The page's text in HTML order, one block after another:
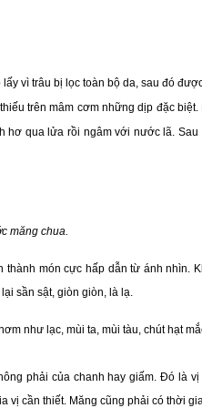
vì trâu bị lọc toàn bộ da, sau đó
trên mâm cơm những dịp đặc
hơ qua lửa rồi ngâm với nước lã. Sau
măng chua.
món cực hấp dẫn từ ánh nhìn.
sần sật, giòn giòn, là lạ.
như lạc, mùi ta, mùi tàu, chút hạt
phải của chanh hay giấm. Đó là vị
cần thiết. Măng cũng phải có thời